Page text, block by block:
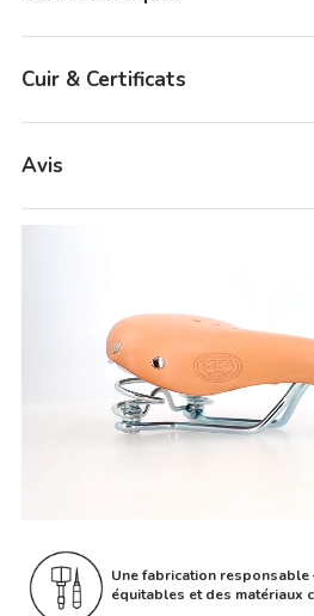
Cuir & Certificats
Avis
Une fabrication
équitables et des matériaux